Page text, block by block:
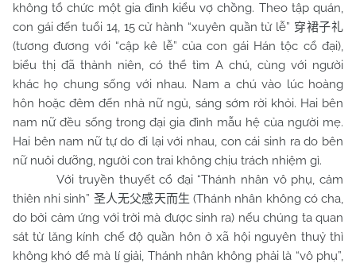
không tổ chức một gia đình kiểu vợ chồng. Theo tập quán,
con gái đến tuổi 14, 15 cử hành “xuyên quần tử lễ” 穿裙子礼
(tương đương với “cập kê lễ” của con gái Hán tộc cổ đại),
biểu thị đã thành niên, có thể tìm A chú, cùng với người
khác họ chung sống với nhau. Nam a chú vào lúc hoàng
hôn hoặc đêm đến nhà nữ ngủ, sáng sớm rời khỏi. Hai bên
nam nữ đều sống trong đại gia đình mẫu hệ của người mẹ.
Hai bên nam nữ tự do đi lại với nhau, con cái sinh ra do bên
nữ nuôi dưỡng, người con trai không chịu trách nhiệm gì.
Với truyền thuyết cổ đại “Thánh nhân vô phụ, cảm
thiên nhi sinh” 圣人无父感天而生 (Thánh nhân không có cha,
do bởi cảm ứng với trời mà được sinh ra) nếu chúng ta quan
sát từ lăng kính chế độ quần hôn ở xã hội nguyên thuỷ thì
không khó để mà lí giải, Thánh nhân không phải là “vô phụ”,